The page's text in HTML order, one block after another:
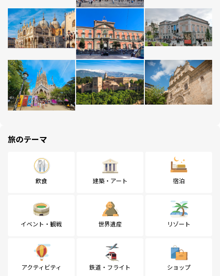
旅のテーマ
飲食 建築・アート 宿泊
イベント・観戦 世界遺産 リゾート
アクティビティ 鉄道・フライト ショップ